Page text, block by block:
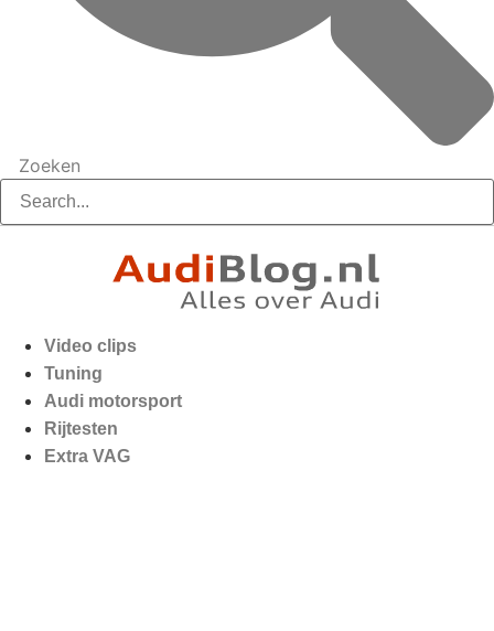
Zoeken
Video clips
Tuning
Audi motorsport
Rijtesten
Extra VAG